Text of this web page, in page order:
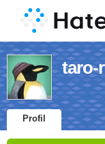
taro-
Profil